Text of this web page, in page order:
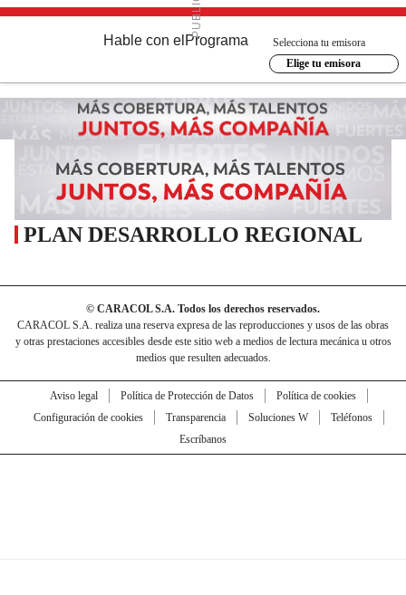
Hable con el Programa
Selecciona tu emisora
Elige tu emisora
PLAN DESARROLLO REGIONAL
© CARACOL S.A. Todos los derechos reservados.
CARACOL S.A. realiza una reserva expresa de las reproducciones y usos de las obras
y otras prestaciones accesibles desde este sitio web a medios de lectura mecánica u otros
medios que resulten adecuados.
Aviso legal Política de Protección de Datos
Política de cookies
Configuración de cookies
Transparencia Soluciones W
Teléfonos
Escríbanos